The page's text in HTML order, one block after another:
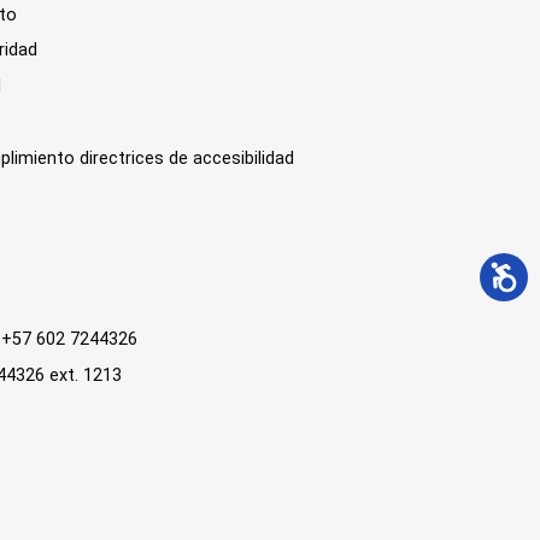
directrices de accesibilidad
602 7244326
ext. 1213